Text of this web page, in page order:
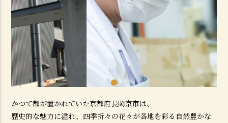
かつて都が置かれていた京都府長岡京市は、
歴史的な魅力に溢れ、四季折々の花々が各地を彩る自然豊かな